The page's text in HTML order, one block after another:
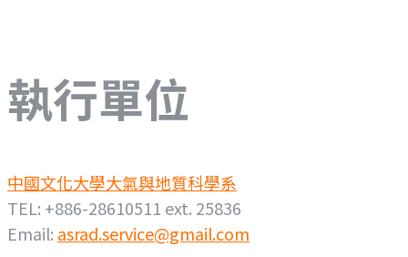
執行單位
中國文化大學大氣與地質科學系
TEL: +886-28610511 ext. 25836
Email: asrad.service@gmail.com